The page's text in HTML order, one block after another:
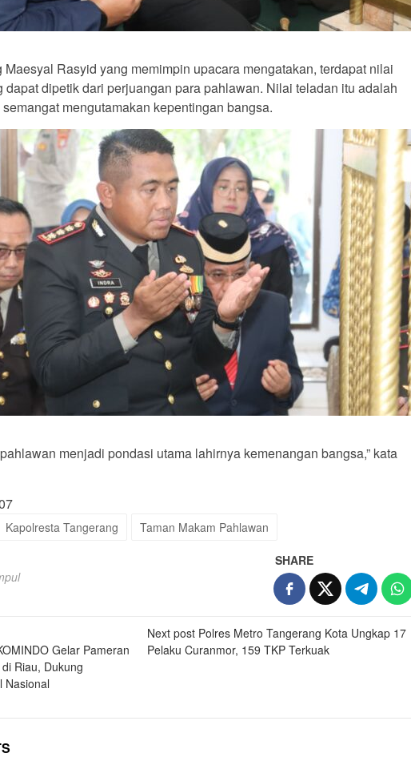
Maesyal Rasyid yang memimpin upacara mengatakan, terdapat nilai
dapat dipetik dari perjuangan para pahlawan. Nilai teladan itu adalah
mengutamakan kepentingan bangsa.
menjadi pondasi utama lahirnya kemenangan bangsa,” kata
Kapolresta Tangerang Taman Makam Pahlawan
SHARE
Gelar Pameran
Riau, Dukung
Nasional
Next post Polres Metro Tangerang Kota Ungkap 17
Pelaku Curanmor, 159 TKP Terkuak